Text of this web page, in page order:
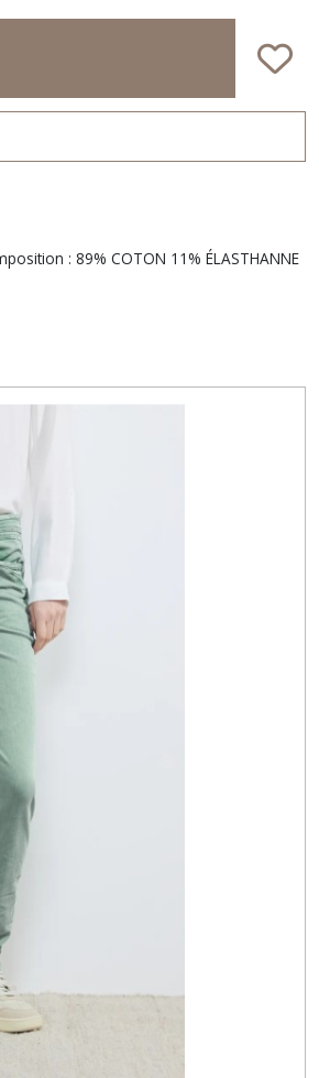
: 89% COTON 11% ÉLASTHANNE